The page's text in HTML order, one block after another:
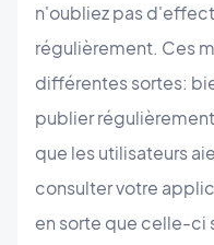
n'oubliez pas
régulièrement. Ces
différentes sortes:
publier
que les utilisateurs
consulter votre
en sorte que celle-ci